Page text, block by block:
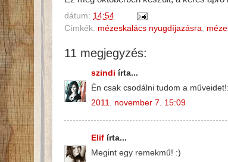
dátum: 14:54
Címkék: mézeskalács nyugdíjazásra
11 megjegyzés:
szindi írta...
Én csak csodálni tudom a
2011. november 7. 15:09
Elif írta...
Megint egy remekmű! :)